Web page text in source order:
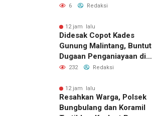
6 Redaksi
12 jam lalu
Didesak Copot Kades
Gunung Malintang, Buntut
Dugaan Penganiayaan di
Dusun Balakka Padang
232 Redaksi
12 jam lalu
Resahkan Warga, Polsek
Bungbulang dan Koramil